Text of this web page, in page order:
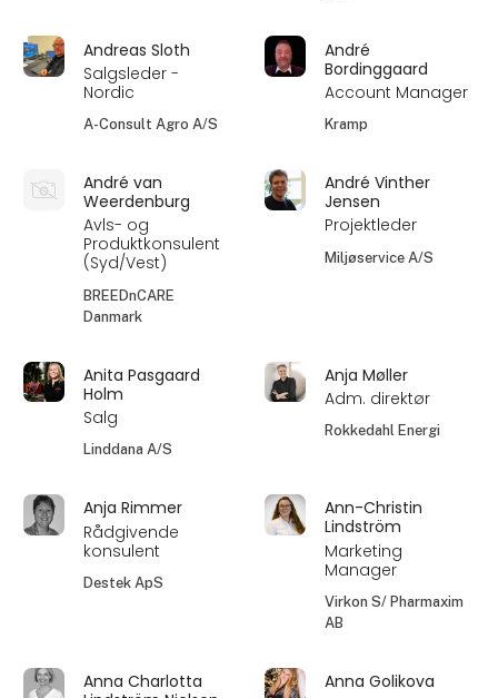
Andreas Sloth
Salgsleder -
Nordic
A-Consult Agro A/S
André
Bordinggaard
Account Manager
Kramp
André van
Weerdenburg
Avls- og
Produktkonsulent
(Syd/Vest)
BREEDnCARE
Danmark
André Vinther
Jensen
Projektleder
Miljøservice A/S
Anita Pasgaard
Holm
Salg
Linddana A/S
Anja Møller
Adm. direktør
Rokkedahl Energi
Anja Rimmer
Rådgivende
konsulent
Destek ApS
Ann-Christin
Lindström
Marketing
Manager
Virkon S/ Pharmaxim
AB
Anna Charlotta
Anna Golikova